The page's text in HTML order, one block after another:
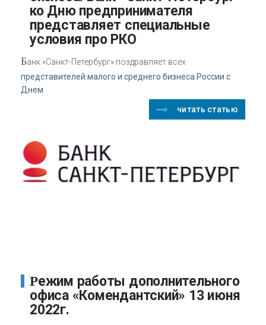
ко Дню предпринимателя
представляет специальные
условия про РКО
Банк «Санкт-Петербург» поздравляет всех
представителей малого и среднего бизнеса России с
Днем
читать статью
Режим работы дополнительного
офиса «Комендантский» 13 июня
2022г.